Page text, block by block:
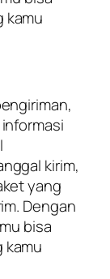
kamu
kirim,
yang
Dengan
bisa
kamu